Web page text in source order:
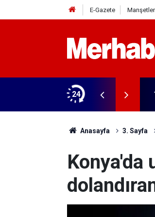
E-Gazete Manşetler
24
Kampüsü'ne ziyaret
Anasayfa 3. Sayfa
Konya'da